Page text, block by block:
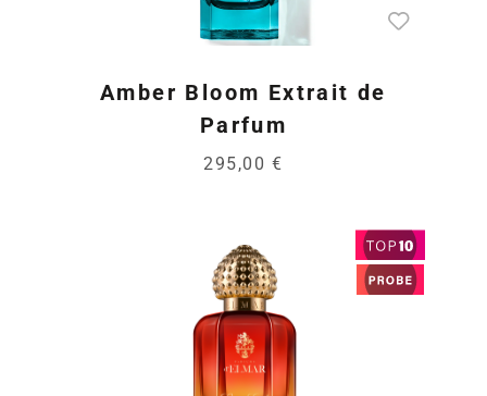
Amber Bloom Extrait de
Parfum
295,00 €